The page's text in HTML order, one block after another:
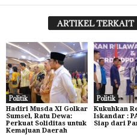
ARTIKEL TERKAIT
Politik
Hadiri Musda XI Golkar
Sumsel, Ratu Dewa:
Perkuat Soliditas untuk
Kemajuan Daerah
Politik
Kukuhkan
Iskandar :
Siap dari